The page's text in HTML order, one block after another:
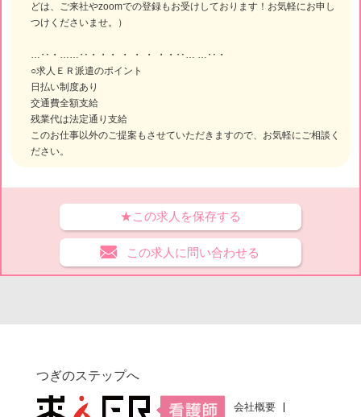
どは、ご来社やzoomでの登録もお受けしております！お気軽にお申し
つけくださいませ。）
…‥・……‥・・・ ・ ・ ・ ・・‥… …‥・
○求人ＥＲ派遣のポイント
日払い制度あり
交通費全額支給
残業代は法定通り支給
このお仕事以外のご提案もさせていただきますので、お気軽にご相談く
ださい。
★この求人を保存する
この求人に問い合わせる
つぎのステップへ
会社概要